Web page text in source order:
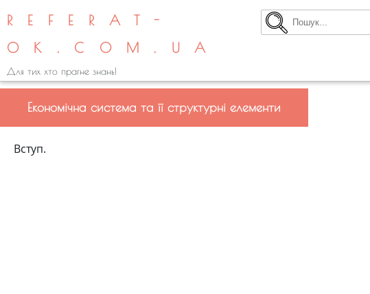
REFERAT-
OK.COM.UA
Для тих хто прагне знань!
Економічна система та її структурні елементи
Вступ.